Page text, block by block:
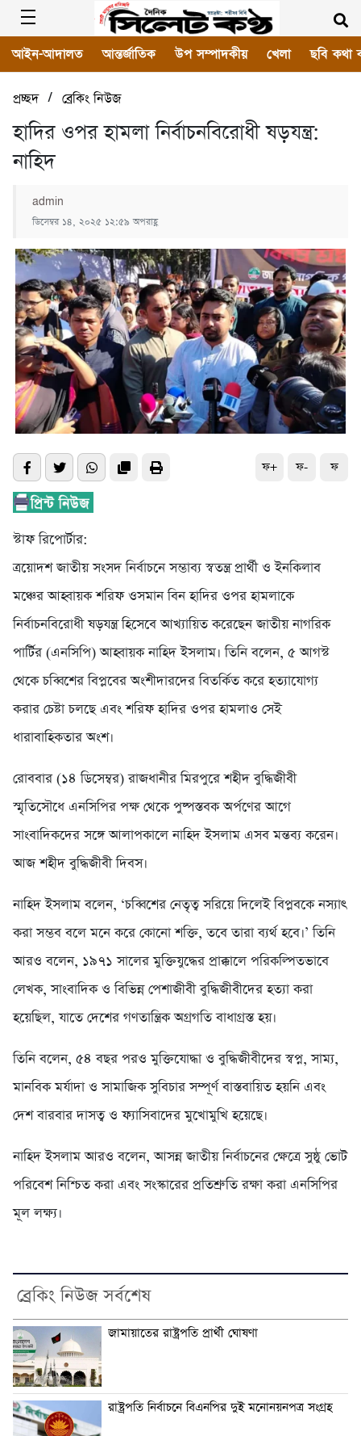
আইন-আদালত আন্তর্জাতিক উপ সম্পাদকীয় খেলা ছবি কথা
প্রচ্ছদ/ ব্রেকিং নিউজ
হাদির ওপর হামলা নির্বাচনবিরোধী ষড়যন্ত্র:
নাহিদ
admin
ডিসেম্বর ১৪, ২০২৫ ১২:৫৯ অপরাহ্ণ
ফ+ ফ- ফ
স্টাফ রিপোর্টার:
ত্রয়োদশ জাতীয় সংসদ নির্বাচনে সম্ভাব্য স্বতন্ত্র প্রার্থী ও ইনকিলাব
মঞ্চের আহ্বায়ক শরিফ ওসমান বিন হাদির ওপর হামলাকে
নির্বাচনবিরোধী ষড়যন্ত্র হিসেবে আখ্যায়িত করেছেন জাতীয় নাগরিক
পার্টির (এনসিপি) আহ্বায়ক নাহিদ ইসলাম। তিনি বলেন, ৫ আগস্ট
থেকে চব্বিশের বিপ্লবের অংশীদারদের বিতর্কিত করে হত্যাযোগ্য
করার চেষ্টা চলছে এবং শরিফ হাদির ওপর হামলাও সেই
ধারাবাহিকতার অংশ।
রোববার (১৪ ডিসেম্বর) রাজধানীর মিরপুরে শহীদ বুদ্ধিজীবী
স্মৃতিসৌধে এনসিপির পক্ষ থেকে পুষ্পস্তবক অর্পণের আগে
সাংবাদিকদের সঙ্গে আলাপকালে নাহিদ ইসলাম এসব মন্তব্য করেন।
আজ শহীদ বুদ্ধিজীবী দিবস।
নাহিদ ইসলাম বলেন, ‘চব্বিশের নেতৃত্ব সরিয়ে দিলেই বিপ্লবকে নস্যাৎ
করা সম্ভব বলে মনে করে কোনো শক্তি, তবে তারা ব্যর্থ হবে।’ তিনি
আরও বলেন, ১৯৭১ সালের মুক্তিযুদ্ধের প্রাক্কালে পরিকল্পিতভাবে
লেখক, সাংবাদিক ও বিভিন্ন পেশাজীবী বুদ্ধিজীবীদের হত্যা করা
হয়েছিল, যাতে দেশের গণতান্ত্রিক অগ্রগতি বাধাগ্রস্ত হয়।
তিনি বলেন, ৫৪ বছর পরও মুক্তিযোদ্ধা ও বুদ্ধিজীবীদের স্বপ্ন, সাম্য,
মানবিক মর্যাদা ও সামাজিক সুবিচার সম্পূর্ণ বাস্তবায়িত হয়নি এবং
দেশ বারবার দাসত্ব ও ফ্যাসিবাদের মুখোমুখি হয়েছে।
নাহিদ ইসলাম আরও বলেন, আসন্ন জাতীয় নির্বাচনের ক্ষেত্রে সুষ্ঠু ভোট
পরিবেশ নিশ্চিত করা এবং সংস্কারের প্রতিশ্রুতি রক্ষা করা এনসিপির
মূল লক্ষ্য।
ব্রেকিং নিউজ সর্বশেষ
জামায়াতের রাষ্ট্রপতি প্রার্থী ঘোষণা
রাষ্ট্রপতি নির্বাচনে বিএনপির দুই মনোনয়নপত্র সংগ্রহ